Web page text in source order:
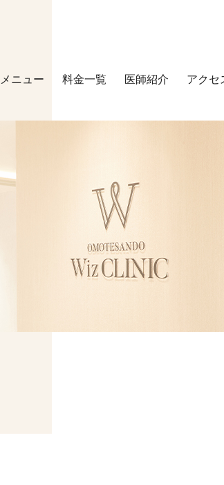
アクセ
医師紹介
料金一覧
ニュー
シュア
ホームケア（化粧